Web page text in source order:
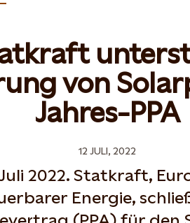
von
Jahres-PPA
12 JULI, 2022
Juli 2022. Statkraft,
Energie,